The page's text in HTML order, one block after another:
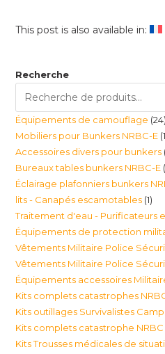
This post is also available in:
Recherche
Équipements de camouflage 24
Mobiliers pour Bunkers NRBC-E
Accessoires divers pour bunkers
Bureaux tables bunkers NRBC-E
Éclairage plafonniers bunkers
lits - Canapés escamotables 11
Traitement d'eau - Purificateurs
Équipements de protection
Vêtements Militaire Police
Vêtements Militaire Police
Équipements accessoires
Kits complets catastrophes
Kits outillages Survivalistes
Kits complets catastrophe NRBC
Kits Trousses médicales de